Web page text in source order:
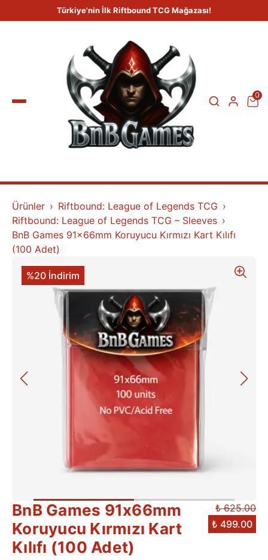
Türkiye'nin İlk Riftbound TCG Mağazası!
0
Ürünler
Riftbound: League of Legends TCG
Riftbound: League of Legends TCG – Sleeves
BnB Games 91x66mm Koruyucu Kırmızı Kart Kılıfı
(100 Adet)
%20 İndirim
BnB Games 91x66mm
Koruyucu Kırmızı Kart
Kılıfı (100 Adet)
₺ 625.00
₺ 499.00